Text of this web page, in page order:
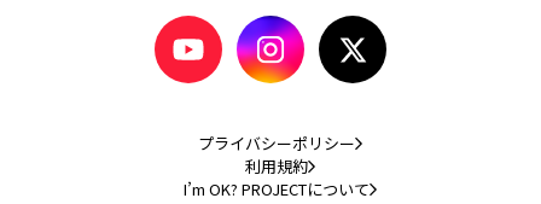
プライバシーポリシー
利用規約
I’m OK? PROJECTについて